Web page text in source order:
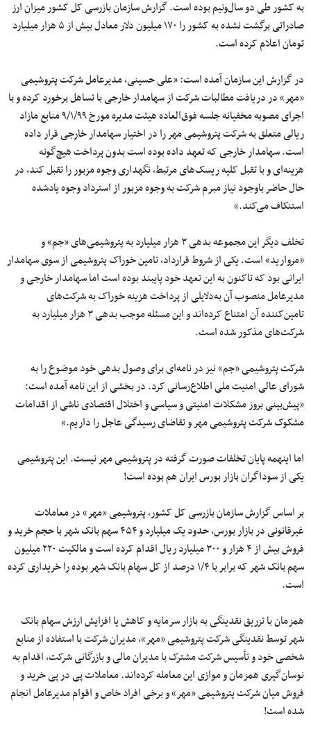
به کشور طی دو سال‌ونیم بوده است. گزارش سازمان بازرسی کل کشور میزان ارز
صادراتی برگشت نشده به کشور را ۱۷۰ میلیون دلار معادل بیش از ۵ هزار میلیارد
تومان اعلام کرده است.
در گزارش این سازمان آمده است: «علی حسینی، مدیرعامل شرکت پتروشیمی
«مهر» در دریافت مطالبات شرکت از سهامدار خارجی با تساهل برخورد کرده و با
اجرای مصوبه مخفیانه جلسه فوق‌العاده هیئت مدیره مورخ ۹/۱/۹۹ منابع مازاد
ریالی متعلق به شرکت پتروشیمی مهر را در اختیار سهامدار خارجی قرار داده
است. سهامدار خارجی که تعهد داده بوده است بدون پرداخت هیچ‌گونه
هزینه‌ای و با تقبل کلیه ریسک‌های مرتبط، نگهداری وجوه مزبور را تقبل کند، در
حال حاضر باوجود نیاز مبرم شرکت به وجوه مزبور از استرداد وجوه یادشده
استنکاف می‌کند.»
تخلف دیگر این مجموعه بدهی ۳ هزار میلیارد به پتروشیمی‌های «جم» و
«مروارید» است. یکی از شروط قرارداد، تامین خوراک پتروشیمی از سوی سهامدار
ایرانی بود که تاکنون به این تعهد خود پایبند بوده است اما سهامدار خارجی و
مدیرعامل منصوب آن به‌دلایلی از پرداخت هزینه خوراک به شرکت‌های
تامین‌کننده آن امتناع کرده‌اند و این مسئله موجب بدهی ۳ هزار میلیارد به
شرکت‌های مذکور شده است.
شرکت پتروشیمی «جم» نیز در نامه‌ای برای وصول بدهی خود موضوع را به
شورای عالی امنیت ملی اطلاع‌رسانی کرد. در بخشی از این نامه آمده است:
«پیش‌بینی بروز مشکلات امنیتی و سیاسی و اختلال اقتصادی ناشی از اقدامات
مشکوک شرکت پتروشیمی مهر و تقاضای رسیدگی عاجل را داریم.»
اما اینهمه پایان تخلفات صورت گرفته در پتروشیمی مهر نیست. این پتروشیمی
یکی از سوداگران بازار بورس ایران هم بوده است!
بر اساس گزارش سازمان بازرسی کل کشور، پتروشیمی «مهر» در معاملات
غیرقانونی در بازار بورس، حدود یک میلیارد و ۴۵۴ سهم بانک شهر با حجم خرید و
فروش بیش از ۴ هزار و ۳۰۰ میلیارد ریال اقدام کرده است و مالکیت ۲۲۰ میلیون
سهم بانک شهر که برابر با ۱/۴ درصد از کل سهام بانک شهر بوده را خریداری کرده
است.
همزمان با تزریق نقدینگی به بازار سرمایه و کاهش یا افزایش ارزش سهام بانک
شهر توسط نقدینگی شرکت پتروشیمی «مهر»، مدیران شرکت با استفاده از منابع
شخصی خود و تأسیس شرکت مشترک با مدیران مالی و بازرگانی شرکت، اقدام به
نوسان‌گیری همزمان و موازی این معامله کرده‌اند. معاملات پی در پی خرید و
فروش میان شرکت پتروشیمی «مهر» و برخی افراد خاص و اقوام مدیرعامل انجام
شده است!